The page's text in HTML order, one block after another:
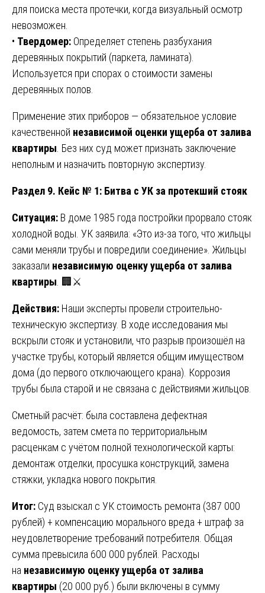
для поиска места протечки, когда визуальный осмотр
невозможен.
• Твердомер: Определяет степень разбухания
деревянных покрытий (паркета, ламината).
Используется при спорах о стоимости замены
деревянных полов.
Применение этих приборов — обязательное условие
качественной независимой оценки ущерба от залива
квартиры . Без них суд может признать заключение
неполным и назначить повторную экспертизу.
Раздел 9. Кейс № 1: Битва с УК за протекший стояк
Ситуация: В доме 1985 года постройки прорвало стояк
холодной воды. УК заявила: «Это из-за того, что жильцы
сами меняли трубы и повредили соединение». Жильцы
заказали независимую оценку ущерба от залива
квартиры . 🏢⚔️
Действия: Наши эксперты провели строительно-
техническую экспертизу. В ходе исследования мы
вскрыли стояк и установили, что разрыв произошёл на
участке трубы, который является общим имуществом
дома (до первого отключающего крана). Коррозия
трубы была старой и не связана с действиями жильцов.
Сметный расчёт: была составлена дефектная
ведомость, затем смета по территориальным
расценкам с учётом полной технологической карты:
демонтаж отделки, просушка конструкций, замена
стяжки, укладка нового покрытия.
Итог: Суд взыскал с УК стоимость ремонта (387 000
рублей) + компенсацию морального вреда + штраф за
неудовлетворение требований потребителя. Общая
сумма превысила 600 000 рублей. Расходы
на независимую оценку ущерба от залива
квартиры (20 000 руб.) были включены в сумму